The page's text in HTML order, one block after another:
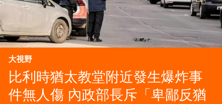
大視野
比利時猶太教堂附近發生爆炸事
件無人傷 內政部長斥「卑鄙反猶